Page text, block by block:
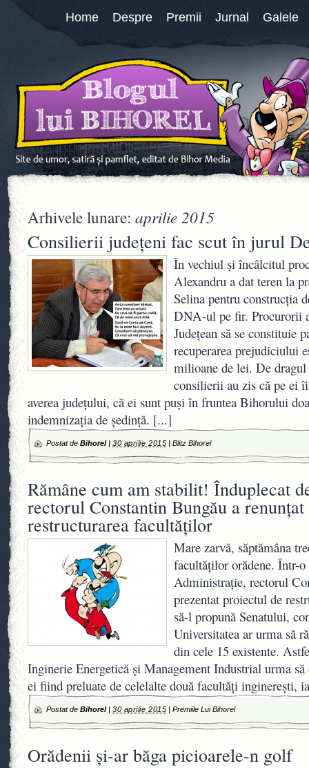
Home Despre Premii Jurnal Galele
Arhivele lunare: aprilie 2015
Consilierii judeţeni fac scut în jurul
În vechiul şi încâlcitul
Alexandru a dat teren la
Selina pentru construcţia
DNA-ul pe fir. Procurorii
Judeţean să se constituie
recuperarea prejudiciului
milioane de lei. De
consilierii au zis că pe ei
averea judeţului, că ei sunt puşi în fruntea Bihorului
indemnizaţia de şedinţă. [...]
Postat de Bihorel| 30 aprilie 2015 |Blitz Bihorel
Rămâne cum am stabilit! Înduplecat
rectorul Constantin Bungău a
restructurarea facultăţilor
Mare zarvă, săptămâna
facultăţilor orădene. Într-
Administraţie, rectorul
prezentat proiectul de
să-l propună Senatului,
Universitatea ar urma să
din cele 15 existente.
Inginerie Energetică şi Management Industrial urma să
ei fiind preluate de celelalte două facultăţi inginereşti,
Postat de Bihorel| 30 aprilie 2015 |Premiile Lui Bihorel
Orădenii şi-ar băga picioarele-n golf